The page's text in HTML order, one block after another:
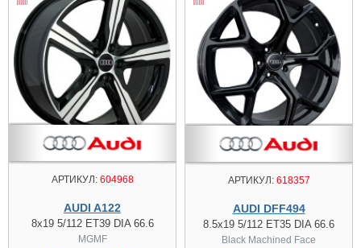
АРТИКУЛ:604968
AUDI A122
8x19 5/112 ET39 DIA 66.6
MGMF
АРТИКУЛ:618357
AUDI DFF494
8.5x19 5/112 ET35 DIA 66.6
Black Machined Face